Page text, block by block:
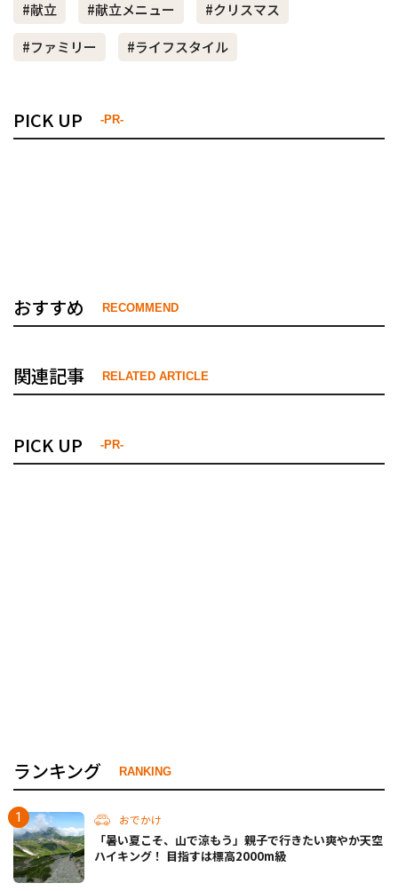
#献立 #献立メニュー
#クリスマス
#ファミリー
#ライフスタイル
PICK UP -PR-
おすすめ RECOMMEND
関連記事 RELATED ARTICLE
PICK UP -PR-
ランキング RANKING
おでかけ
「暑い夏こそ、山で涼もう」親子で行きたい爽やか天空
ハイキング！ 目指すは標高2000m級